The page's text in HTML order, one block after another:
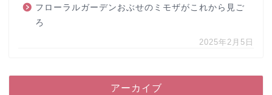
フローラルガーデンおぶせのミモザがこれから見ご
ろ
2025年2月5日
アーカイブ